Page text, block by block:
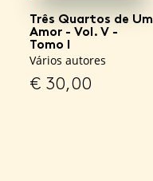
Três Quartos de Um
Amor - Vol. V -
Tomo I
Vários autores
€ 30,00